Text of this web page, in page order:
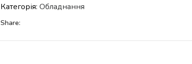
Категорія: Обладнання
Share: